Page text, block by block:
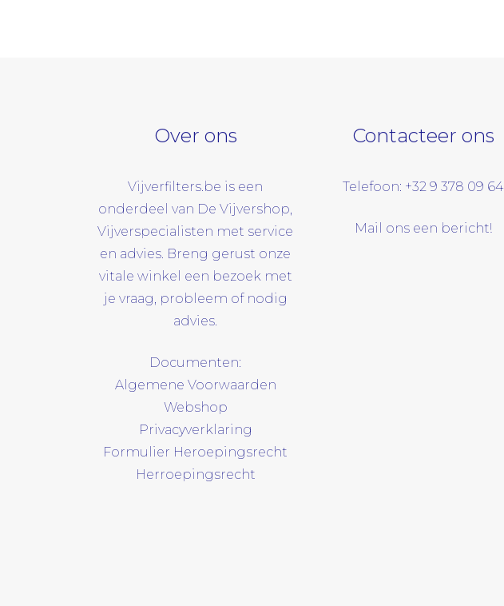
Over ons
Vijverfilters.be is een
onderdeel van De Vijvershop,
Vijverspecialisten met service
en advies. Breng gerust onze
vitale winkel een bezoek met
je vraag, probleem of nodig
advies.
Documenten:
Algemene Voorwaarden
Webshop
Privacyverklaring
Formulier Heroepingsrecht
Herroepingsrecht
Contacteer ons
Telefoon: +32 9 378 09 64
Mail ons een bericht!